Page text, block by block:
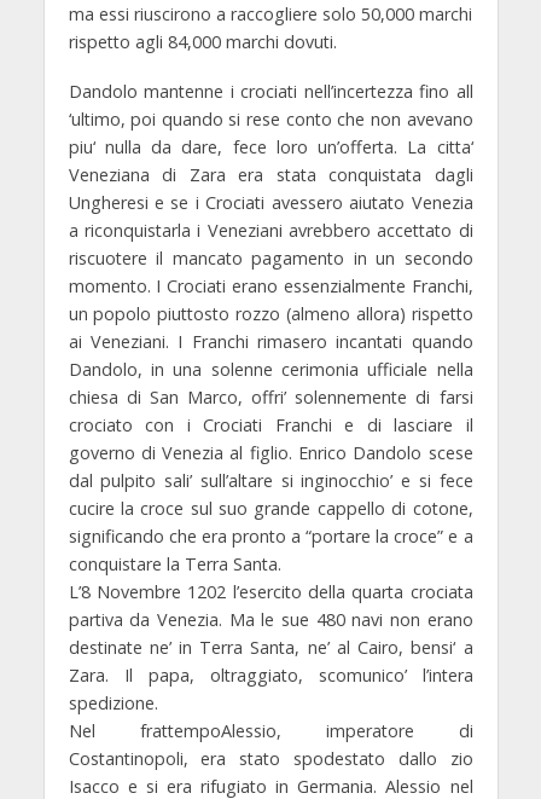
ma essi riuscirono a raccogliere solo 50,000 marchi
rispetto agli 84,000 marchi dovuti.
Dandolo mantenne i crociati nell’incertezza fino all
‘ultimo, poi quando si rese conto che non avevano
piu‘ nulla da dare, fece loro un’offerta. La citta‘
Veneziana di Zara era stata conquistata dagli
Ungheresi e se i Crociati avessero aiutato Venezia
a riconquistarla i Veneziani avrebbero accettato di
riscuotere il mancato pagamento in un secondo
momento. I Crociati erano essenzialmente Franchi,
un popolo piuttosto rozzo (almeno allora) rispetto
ai Veneziani. I Franchi rimasero incantati quando
Dandolo, in una solenne cerimonia ufficiale nella
chiesa di San Marco, offri’ solennemente di farsi
crociato con i Crociati Franchi e di lasciare il
governo di Venezia al figlio. Enrico Dandolo scese
dal pulpito sali’ sull’altare si inginocchio’ e si fece
cucire la croce sul suo grande cappello di cotone,
significando che era pronto a “portare la croce” e a
conquistare la Terra Santa.
L’8 Novembre 1202 l’esercito della quarta crociata
partiva da Venezia. Ma le sue 480 navi non erano
destinate ne’ in Terra Santa, ne’ al Cairo, bensi‘ a
Zara. Il papa, oltraggiato, scomunico’ l’intera
spedizione.
Nel frattempoAlessio, imperatore di
Costantinopoli, era stato spodestato dallo zio
Isacco e si era rifugiato in Germania. Alessio nel